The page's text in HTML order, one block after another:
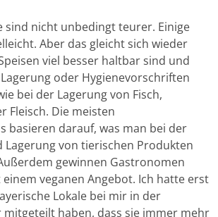
sind nicht unbedingt teurer. Einige
Aber das gleicht sich wieder
viel besser haltbar sind und
oder Hygienevorschriften
bei der Lagerung von Fisch,
Fleisch. Die meisten
basieren darauf, was man bei der
Lagerung von tierischen Produkten
gewinnen Gastronomen
veganen Angebot. Ich hatte erst
Lokale bei mir in der
mitgeteilt haben, dass sie immer mehr